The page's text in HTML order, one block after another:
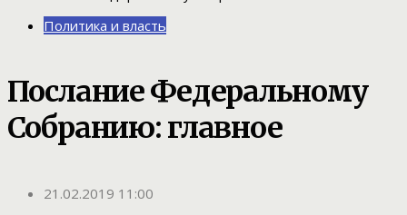
Политика и власть
Послание Федеральному
Собранию: главное
21.02.2019 11:00